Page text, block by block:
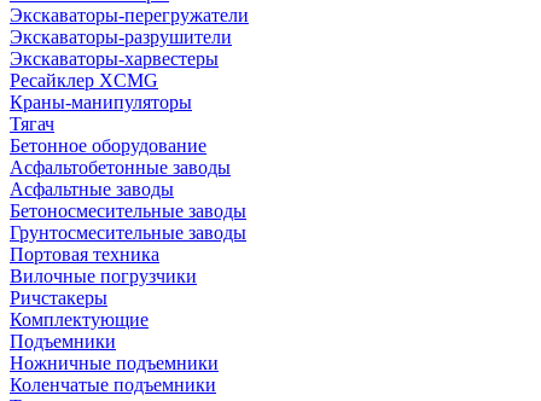
Экскаваторы-перегружатели
Экскаваторы-разрушители
Экскаваторы-харвестеры
Ресайклер XCMG
Краны-манипуляторы
Тягач
Бетонное оборудование
Асфальтобетонные заводы
Асфальтные заводы
Бетоносмесительные заводы
Грунтосмесительные заводы
Портовая техника
Вилочные погрузчики
Ричстакеры
Комплектующие
Подъемники
Ножничные подъемники
Коленчатые подъемники